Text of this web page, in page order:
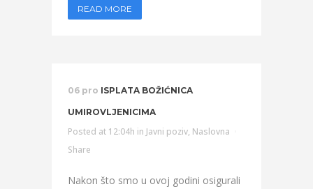
READ MORE
06 pro ISPLATA BOŽIĆNICA
UMIROVLJENICIMA
Posted at 12:04h in Javni poziv, Naslovna
Share
Nakon što smo u ovoj godini osigurali